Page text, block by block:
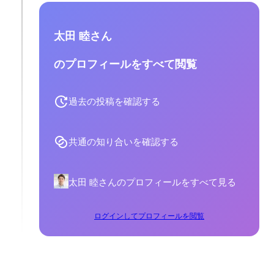
太田 睦さん
のプロフィールをすべて閲覧
過去の投稿を確認する
共通の知り合いを確認する
太田 睦さんのプロフィールをすべて見る
ログインしてプロフィールを閲覧